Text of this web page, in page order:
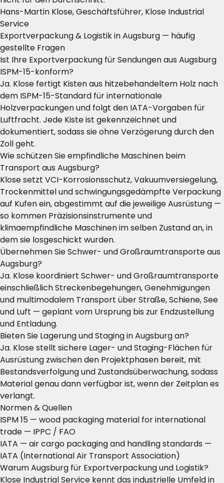
Hans-Martin Klose, Geschäftsführer, Klose Industrial
Service
Exportverpackung & Logistik in Augsburg — häufig
gestellte Fragen
Ist Ihre Exportverpackung für Sendungen aus Augsburg
ISPM-15-konform?
Ja. Klose fertigt Kisten aus hitzebehandeltem Holz nach
dem ISPM-15-Standard für internationale
Holzverpackungen und folgt den IATA-Vorgaben für
Luftfracht. Jede Kiste ist gekennzeichnet und
dokumentiert, sodass sie ohne Verzögerung durch den
Zoll geht.
Wie schützen Sie empfindliche Maschinen beim
Transport aus Augsburg?
Klose setzt VCI-Korrosionsschutz, Vakuumversiegelung,
Trockenmittel und schwingungsgedämpfte Verpackung
auf Kufen ein, abgestimmt auf die jeweilige Ausrüstung —
so kommen Präzisionsinstrumente und
klimaempfindliche Maschinen im selben Zustand an, in
dem sie losgeschickt wurden.
Übernehmen Sie Schwer- und Großraumtransporte aus
Augsburg?
Ja. Klose koordiniert Schwer- und Großraumtransporte
einschließlich Streckenbegehungen, Genehmigungen
und multimodalem Transport über Straße, Schiene, See
und Luft — geplant vom Ursprung bis zur Endzustellung
und Entladung.
Bieten Sie Lagerung und Staging in Augsburg an?
Ja. Klose stellt sichere Lager- und Staging-Flächen für
Ausrüstung zwischen den Projektphasen bereit, mit
Bestandsverfolgung und Zustandsüberwachung, sodass
Material genau dann verfügbar ist, wenn der Zeitplan es
verlangt.
Normen & Quellen
ISPM 15 — wood packaging material for international
trade — IPPC / FAO
IATA — air cargo packaging and handling standards —
IATA (International Air Transport Association)
Warum Augsburg für Exportverpackung und Logistik?
Klose Industrial Service kennt das industrielle Umfeld in